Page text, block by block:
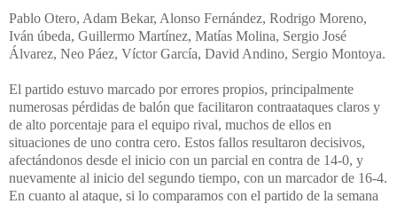
Pablo Otero, Adam Bekar, Alonso Fernández, Rodrigo Moreno,
Iván úbeda, Guillermo Martínez, Matías Molina, Sergio José
Álvarez, Neo Páez, Víctor García, David Andino, Sergio Montoya.
El partido estuvo marcado por errores propios, principalmente
numerosas pérdidas de balón que facilitaron contraataques claros y
de alto porcentaje para el equipo rival, muchos de ellos en
situaciones de uno contra cero. Estos fallos resultaron decisivos,
afectándonos desde el inicio con un parcial en contra de 14-0, y
nuevamente al inicio del segundo tiempo, con un marcador de 16-4.
En cuanto al ataque, si lo comparamos con el partido de la semana